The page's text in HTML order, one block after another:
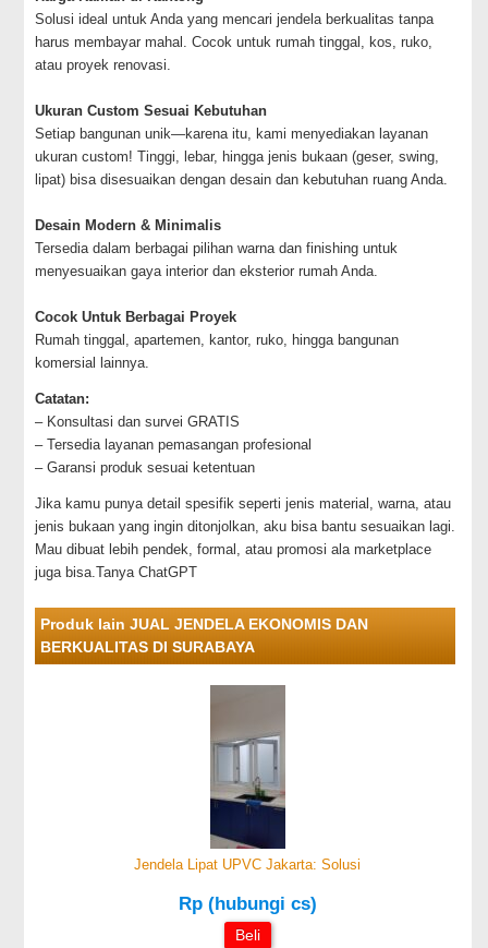
Solusi ideal untuk Anda yang mencari jendela berkualitas tanpa
harus membayar mahal. Cocok untuk rumah tinggal, kos, ruko,
atau proyek renovasi.
Ukuran Custom Sesuai Kebutuhan
Setiap bangunan unik—karena itu, kami menyediakan layanan
ukuran custom! Tinggi, lebar, hingga jenis bukaan (geser, swing,
lipat) bisa disesuaikan dengan desain dan kebutuhan ruang Anda.
Desain Modern & Minimalis
Tersedia dalam berbagai pilihan warna dan finishing untuk
menyesuaikan gaya interior dan eksterior rumah Anda.
Cocok Untuk Berbagai Proyek
Rumah tinggal, apartemen, kantor, ruko, hingga bangunan
komersial lainnya.
Catatan:
– Konsultasi dan survei GRATIS
– Tersedia layanan pemasangan profesional
– Garansi produk sesuai ketentuan
Jika kamu punya detail spesifik seperti jenis material, warna, atau
jenis bukaan yang ingin ditonjolkan, aku bisa bantu sesuaikan lagi.
Mau dibuat lebih pendek, formal, atau promosi ala marketplace
juga bisa.Tanya ChatGPT
Produk lain JUAL JENDELA EKONOMIS DAN
BERKUALITAS DI SURABAYA
Jendela Lipat UPVC Jakarta: Solusi
Rp (hubungi cs)
Beli